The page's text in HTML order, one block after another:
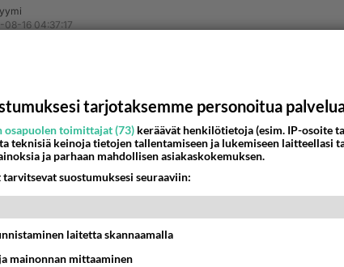
08-16 04:37:17
puheluita vastatessa. Tosin Prepaid toimii vuoden
latauksesta.
08-16 09:41:36
tarjotaksemme personoitua
osapuolen toimittajat (73) keräävät henkilötietoja (esim. IP-osoite
teknisiä keinoja tietojen tallentamiseen ja lukemiseen laitteellasi
ja parhaan mahdollisen asiakaskokemuksen.
suostumuksesi seuraaviin:
laitetta skannaamalla
mainonnan mittaaminen